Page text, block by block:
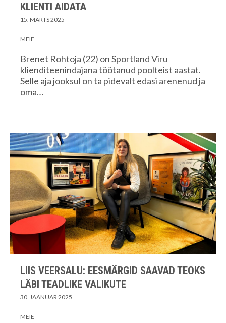
KLIENTI AIDATA
15. MÄRTS 2025
MEIE
Brenet Rohtoja (22) on Sportland Viru
klienditeenindajana töötanud poolteist aastat.
Selle aja jooksul on ta pidevalt edasi arenenud ja
oma…
LIIS VEERSALU: EESMÄRGID SAAVAD TEOKS
LÄBI TEADLIKE VALIKUTE
30. JAANUAR 2025
MEIE